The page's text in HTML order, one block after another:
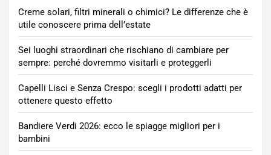
Creme solari, filtri minerali o chimici? Le differenze che è
utile conoscere prima dell’estate
Sei luoghi straordinari che rischiano di cambiare per
sempre: perché dovremmo visitarli e proteggerli
Capelli Lisci e Senza Crespo: scegli i prodotti adatti per
ottenere questo effetto
Bandiere Verdi 2026: ecco le spiagge migliori per i
bambini